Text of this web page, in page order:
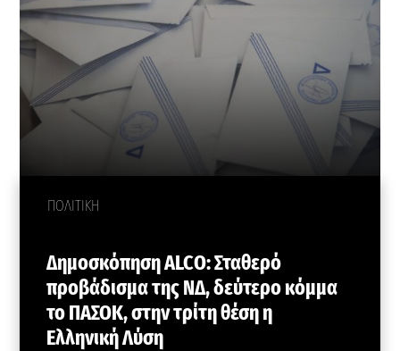
ΠΟΛΙΤΙΚΗ
Δημοσκόπηση ALCO: Σταθερό
προβάδισμα της ΝΔ, δεύτερο κόμμα
το ΠΑΣΟΚ, στην τρίτη θέση η
Ελληνική Λύση